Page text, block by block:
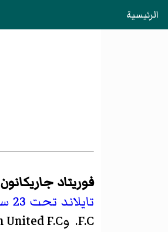
الرئيسية
فوريتاد جاريكانون
تايلاند تحت 23 سنة لكرة القدم
F.C. وBG Pathum United F.C.